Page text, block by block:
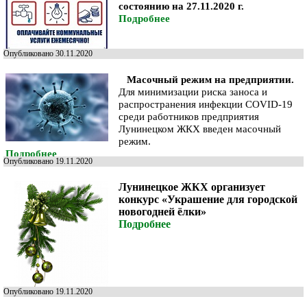
состоянию на 27.11.2020 г.
Подробнее
Опубликовано 30.11.2020
Масочный режим на предприятии.
Для минимизации риска заноса и
распространения инфекции COVID-19
среди работников предприятия
Лунинецком ЖКХ введен масочный
режим.
Подробнее
Опубликовано 19.11.2020
Лунинецкое ЖКХ организует
конкурс «Украшение для городской
новогодней ёлки»
Подробнее
Опубликовано 19.11.2020